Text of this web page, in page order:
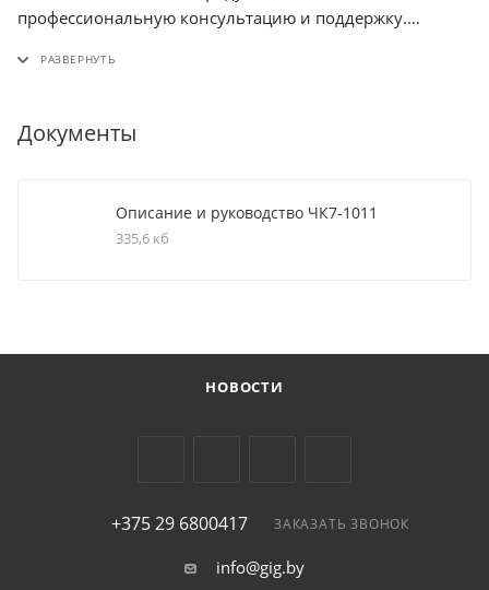
профессиональную консультацию и поддержку.
Документы
Описание и руководство ЧК7-1011
335,6 кб
НОВОСТИ
+375 29 6800417 ЗАКАЗАТЬ ЗВОНОК
info@gig.by